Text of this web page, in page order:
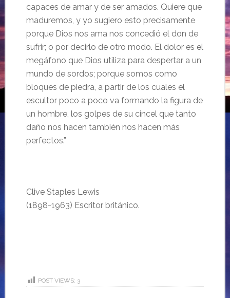
capaces de amar y de ser amados. Quiere que
maduremos, y yo sugiero esto precisamente
porque Dios nos ama nos concedió el don de
sufrir; o por decirlo de otro modo. El dolor es el
megáfono que Dios utiliza para despertar a un
mundo de sordos; porque somos como
bloques de piedra, a partir de los cuales el
escultor poco a poco va formando la figura de
un hombre, los golpes de su cincel que tanto
daño nos hacen también nos hacen más
perfectos.”
Clive Staples Lewis
(1898-1963) Escritor británico.
POST VIEWS: 3